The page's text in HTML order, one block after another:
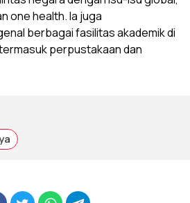
one health. Ia juga
berbagai fasilitas akademik di
perpustakaan dan